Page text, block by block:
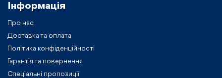
Інформація
Про нас
Доставка та оплата
Політика конфіденційності
Гарантія та повернення
Спеціальні пропозиції